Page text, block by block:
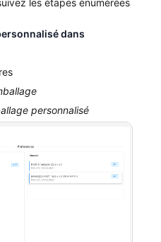
les étapes énumérées
dans
personnalisé